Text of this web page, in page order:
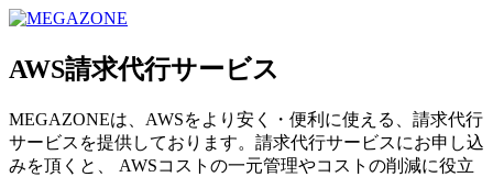
AWS請求代行サービス
MEGAZONEは、AWSをより安く・便利に使える、請求代行
サービスを提供しております。請求代行サービスにお申し込
みを頂くと、 AWSコストの一元管理やコストの削減に役立